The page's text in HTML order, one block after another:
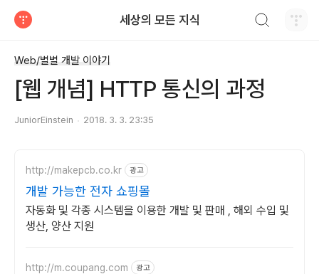
세상의 모든 지식
Web/별별 개발 이야기
[웹 개념] HTTP 통신의 과정
JuniorEinstein 2018. 3. 3. 23:35
http://makepcb.co.kr 광고
개발 가능한 전자 쇼핑몰
자동화 및 각종 시스템을 이용한 개발 및 판매 , 해외 수입 및
생산, 양산 지원
http://m.coupang.com 광고